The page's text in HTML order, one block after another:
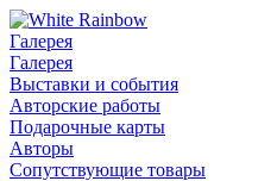
Галерея
Галерея
Выставки и события
Авторские работы
Подарочные карты
Авторы
Сопутствующие товары